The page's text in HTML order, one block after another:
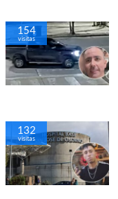
154
visitas
132
visitas